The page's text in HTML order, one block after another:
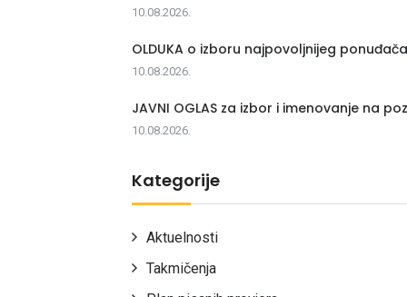
10.08.2026.
OLDUKA o izboru najpovoljnijeg
10.08.2026.
JAVNI OGLAS za izbor i imenovanje na
10.08.2026.
Kategorije
Aktuelnosti
Takmičenja